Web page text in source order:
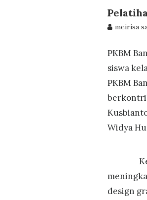
meirisa
PKBM
siswa
PKBM
Widya
design